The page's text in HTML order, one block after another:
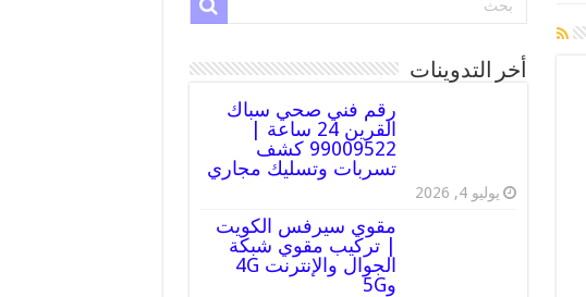
أخر التدوينات
رقم فني صحي سباك
القرين 24 ساعة |
99009522 كشف
تسربات وتسليك مجاري
يوليو 4, 2026
مقوي سيرفس الكويت
| تركيب مقوي شبكة
الجوال والإنترنت 4G
و5G